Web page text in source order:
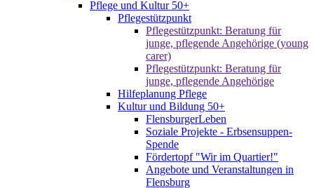
Pflege und Kultur 50+
Pflegestützpunkt
Pflegestützpunkt: Beratung für
junge, pflegende Angehörige (young
carer)
Pflegestützpunkt: Beratung für
junge, pflegende Angehörige
Hilfeplanung Pflege
Kultur und Bildung 50+
FlensburgerLeben
Soziale Projekte - Erbsensuppen-
Spende
Fördertopf "Wir im Quartier!"
Angebote und Veranstaltungen in
Flensburg